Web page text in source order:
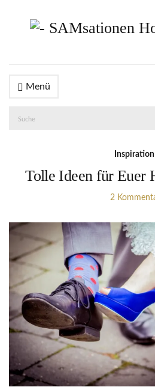
Menü
Suche
Inspiration
Tolle Ideen für Euer
2